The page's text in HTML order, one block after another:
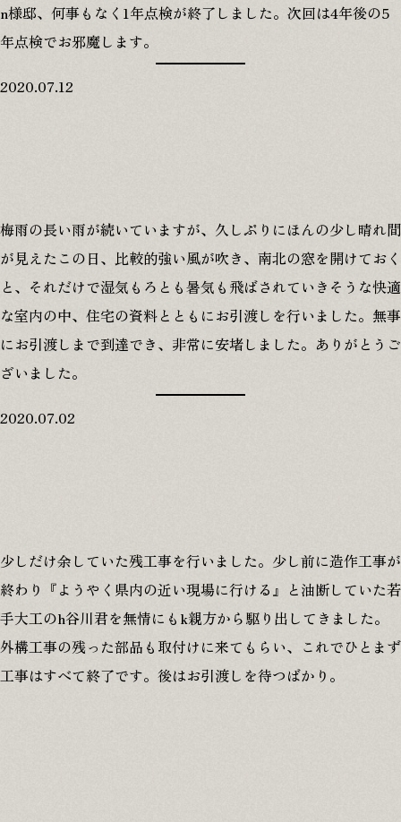
n様邸、何事もなく1年点検が終了しました。次回は4年後の5
年点検でお邪魔します。
2020.07.12
梅雨の長い雨が続いていますが、久しぶりにほんの少し晴れ間
が見えたこの日、比較的強い風が吹き、南北の窓を開けておく
と、それだけで湿気もろとも暑気も飛ばされていきそうな快適
な室内の中、住宅の資料とともにお引渡しを行いました。無事
にお引渡しまで到達でき、非常に安堵しました。ありがとうご
ざいました。
2020.07.02
少しだけ余していた残工事を行いました。少し前に造作工事が
終わり『ようやく県内の近い現場に行ける』と油断していた若
手大工のh谷川君を無情にもk親方から駆り出してきました。
外構工事の残った部品も取付けに来てもらい、これでひとまず
工事はすべて終了です。後はお引渡しを待つばかり。